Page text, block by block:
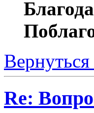
Вернуться
Re: